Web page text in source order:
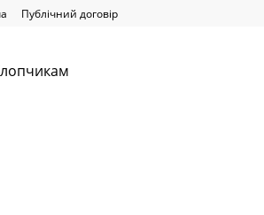
Публічний договір